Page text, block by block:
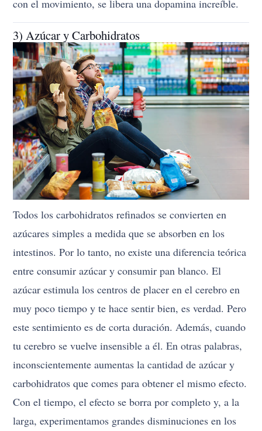
con el movimiento, se libera una dopamina increíble.
3) Azúcar y Carbohidratos
Todos los carbohidratos refinados se convierten en
azúcares simples a medida que se absorben en los
intestinos. Por lo tanto, no existe una diferencia teórica
entre consumir azúcar y consumir pan blanco. El
azúcar estimula los centros de placer en el cerebro en
muy poco tiempo y te hace sentir bien, es verdad. Pero
este sentimiento es de corta duración. Además, cuando
tu cerebro se vuelve insensible a él. En otras palabras,
inconscientemente aumentas la cantidad de azúcar y
carbohidratos que comes para obtener el mismo efecto.
Con el tiempo, el efecto se borra por completo y, a la
larga, experimentamos grandes disminuciones en los